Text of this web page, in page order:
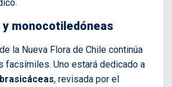
monocotiledóneas
la Nueva Flora de Chile continúa
facsímiles. Uno estará dedicado a
brasicáceas, revisada por el